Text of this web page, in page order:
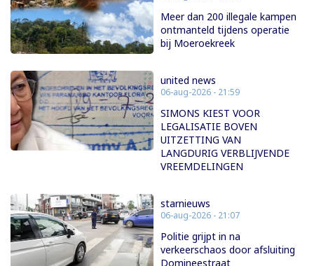
Meer dan 200 illegale kampen
ontmanteld tijdens operatie
bij Moeroekreek
united news
06-aug-2026 - 21:59
SIMONS KIEST VOOR
LEGALISATIE BOVEN
UITZETTING VAN
LANGDURIG VERBLIJVENDE
VREEMDELINGEN
starnieuws
06-aug-2026 - 21:07
Politie grijpt in na
verkeerschaos door afsluiting
Domineestraat